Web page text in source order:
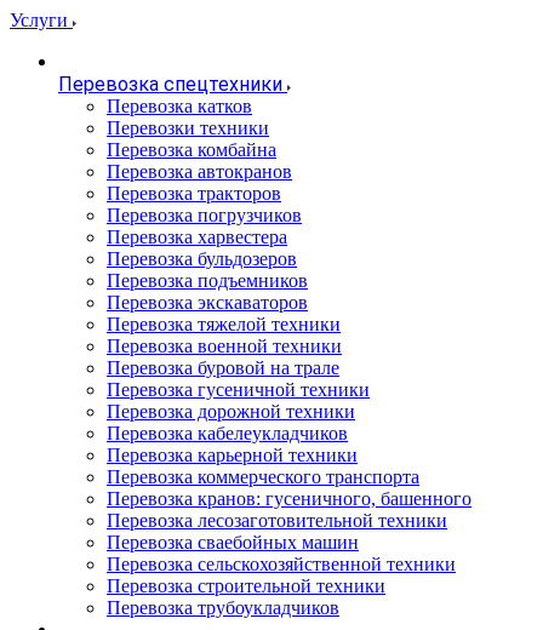
Услуги
Перевозка спецтехники
Перевозка катков
Перевозки техники
Перевозка комбайна
Перевозка автокранов
Перевозка тракторов
Перевозка погрузчиков
Перевозка харвестера
Перевозка бульдозеров
Перевозка подъемников
Перевозка экскаваторов
Перевозка тяжелой техники
Перевозка военной техники
Перевозка буровой на трале
Перевозка гусеничной техники
Перевозка дорожной техники
Перевозка кабелеукладчиков
Перевозка карьерной техники
Перевозка коммерческого транспорта
Перевозка кранов: гусеничного, башенного
Перевозка лесозаготовительной техники
Перевозка сваебойных машин
Перевозка сельскохозяйственной техники
Перевозка строительной техники
Перевозка трубоукладчиков